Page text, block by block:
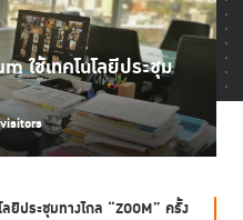
ใช้เทคโนโลยีประชุม
ลยีประชุมทางไกล “ZOOM” ครั้ง